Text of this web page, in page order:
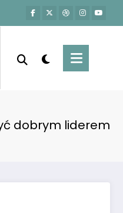
dobrym liderem